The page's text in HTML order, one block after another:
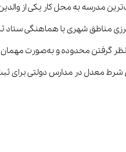
برای ثبت‌نام ممنوع است، مگر در موارد دارای مصوبه